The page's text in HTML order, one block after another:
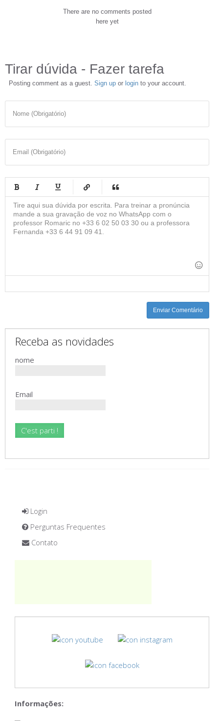
There are no comments posted
here yet
Tirar dúvida - Fazer tarefa
Posting comment as a guest. Sign up or login to your account.
Nome (Obrigatório)
Email (Obrigatório)
-
-
-
-
-
-
-
-
Enviar Comentário
Receba as novidades
nome
Email
Login
Perguntas Frequentes
Contato
Informações: